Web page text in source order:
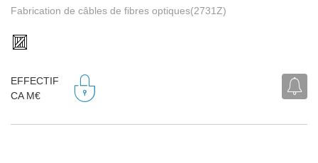
Fabrication de câbles de fibres optiques(2731Z)
EFFECTIF
CA M€